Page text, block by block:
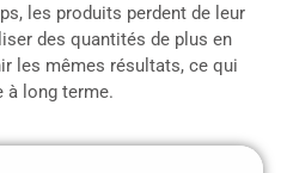
les produits perdent de leur
des quantités de plus en
les mêmes résultats, ce qui
à long terme.